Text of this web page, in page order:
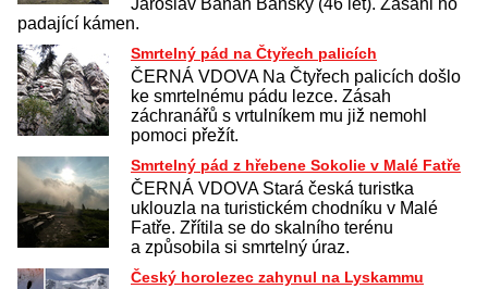
Jaroslav Banán Bánský (46 let). Zasáhl ho
padající kámen.
Smrtelný pád na Čtyřech palicích
ČERNÁ VDOVA Na Čtyřech palicích došlo
ke smrtelnému pádu lezce. Zásah
záchranářů s vrtulníkem mu již nemohl
pomoci přežít.
Smrtelný pád z hřebene Sokolie v Malé Fatře
ČERNÁ VDOVA Stará česká turistka
uklouzla na turistickém chodníku v Malé
Fatře. Zřítila se do skalního terénu
a způsobila si smrtelný úraz.
Český horolezec zahynul na Lyskammu